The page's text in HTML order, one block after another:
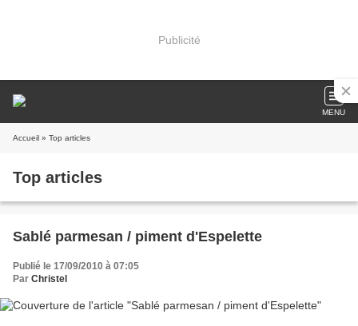
Publicité
MENU
Accueil » Top articles
Top articles
Sablé parmesan / piment d'Espelette
Publié le 17/09/2010 à 07:05
Par Christel